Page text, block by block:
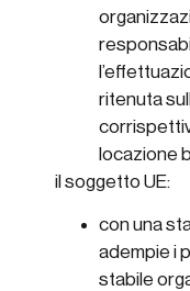
ritenuta
locazione
il soggetto UE:
con una
adempie i
stabile